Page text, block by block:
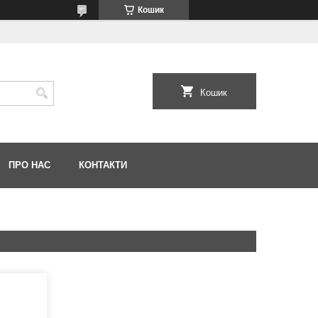
Кошик
Кошик
ПРО НАС КОНТАКТИ